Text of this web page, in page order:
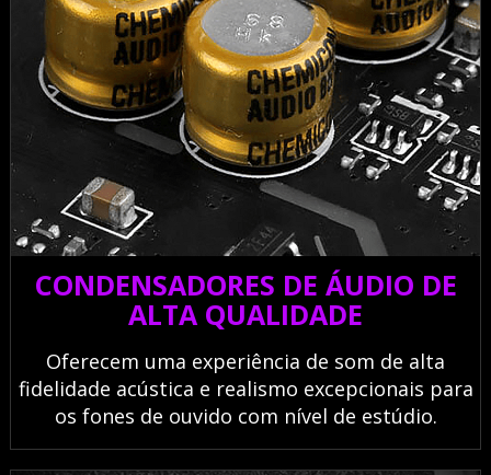
CONDENSADORES DE ÁUDIO DE
ALTA QUALIDADE
Oferecem uma experiência de som de alta
fidelidade acústica e realismo excepcionais para
os fones de ouvido com nível de estúdio.